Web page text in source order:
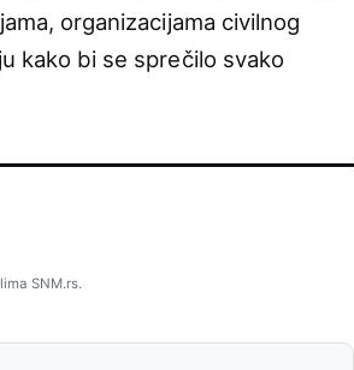
organizacijama civilnog
kako bi se sprečilo svako
SNM.rs.